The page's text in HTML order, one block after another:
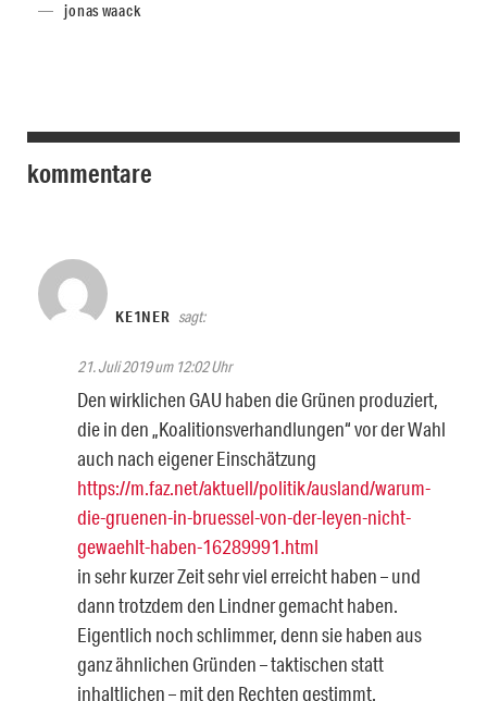
jonas waack
kommentare
KE1NER sagt:
21. Juli 2019 um 12:02 Uhr
Den wirklichen GAU haben die Grünen produziert,
die in den „Koalitionsverhandlungen“ vor der Wahl
auch nach eigener Einschätzung
https://m.faz.net/aktuell/politik/ausland/warum-
die-gruenen-in-bruessel-von-der-leyen-nicht-
gewaehlt-haben-16289991.html
in sehr kurzer Zeit sehr viel erreicht haben – und
dann trotzdem den Lindner gemacht haben.
Eigentlich noch schlimmer, denn sie haben aus
ganz ähnlichen Gründen – taktischen statt
inhaltlichen – mit den Rechten gestimmt.